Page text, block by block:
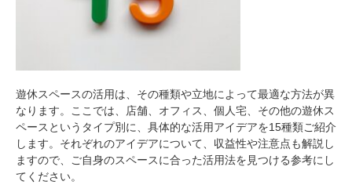
遊休スペースの活用は、その種類や立地によって最適な方法が異
なります。ここでは、店舗、オフィス、個人宅、その他の遊休ス
ペースというタイプ別に、具体的な活用アイデアを15種類ご紹介
します。それぞれのアイデアについて、収益性や注意点も解説し
ますので、ご自身のスペースに合った活用法を見つける参考にし
てください。